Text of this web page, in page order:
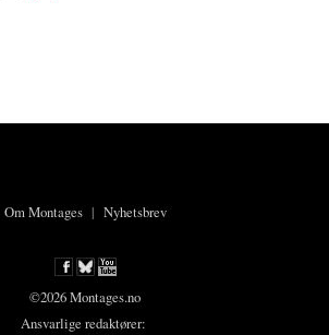
Om Montages| Nyhetsbrev
©2026 Montages.no
Ansvarlige redaktører: